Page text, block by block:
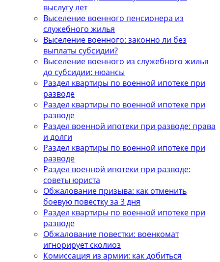
выслугу лет
Выселение военного пенсионера из
служебного жилья
Выселение военного: законно ли без
выплаты субсидии?
Выселение военного из служебного жилья
до субсидии: нюансы
Раздел квартиры по военной ипотеке при
разводе
Раздел квартиры по военной ипотеке при
разводе
Раздел военной ипотеки при разводе: права
и долги
Раздел квартиры по военной ипотеке при
разводе
Раздел военной ипотеки при разводе:
советы юриста
Обжалование призыва: как отменить
боевую повестку за 3 дня
Раздел квартиры по военной ипотеке при
разводе
Обжалование повестки: военкомат
игнорирует сколиоз
Комиссация из армии: как добиться